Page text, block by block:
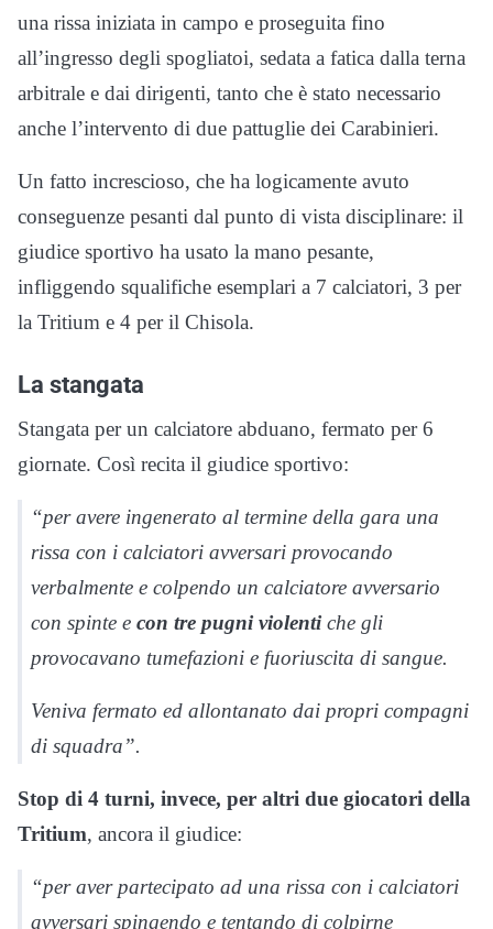
una rissa iniziata in campo e proseguita fino
all’ingresso degli spogliatoi, sedata a fatica dalla terna
arbitrale e dai dirigenti, tanto che è stato necessario
anche l’intervento di due pattuglie dei Carabinieri.
Un fatto increscioso, che ha logicamente avuto
conseguenze pesanti dal punto di vista disciplinare: il
giudice sportivo ha usato la mano pesante,
infliggendo squalifiche esemplari a 7 calciatori, 3 per
la Tritium e 4 per il Chisola.
La stangata
Stangata per un calciatore abduano, fermato per 6
giornate. Così recita il giudice sportivo:
“per avere ingenerato al termine della gara una
rissa con i calciatori avversari provocando
verbalmente e colpendo un calciatore avversario
con spinte e con tre pugni violentiche gli
provocavano tumefazioni e fuoriuscita di sangue.
Veniva fermato ed allontanato dai propri compagni
di squadra”.
Stop di 4 turni, invece, per altri due giocatori della
Tritium, ancora il giudice:
“per aver partecipato ad una rissa con i calciatori
avversari spingendo e tentando di colpirne